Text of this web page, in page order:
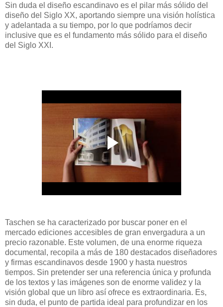
Sin duda el diseño escandinavo es el pilar más sólido del
diseño del Siglo XX, aportando siempre una visión holística
y adelantada a su tiempo, por lo que podríamos decir
inclusive que es el fundamento más sólido para el diseño
del Siglo XXI.
Taschen se ha caracterizado por buscar poner en el
mercado ediciones accesibles de gran envergadura a un
precio razonable. Este volumen, de una enorme riqueza
documental, recopila a más de 180 destacados diseñadores
y firmas escandinavos desde 1900 y hasta nuestros
tiempos. Sin pretender ser una referencia única y profunda
de los textos y las imágenes son de enorme validez y la
visión global que un libro así ofrece es extraordinaria. Es,
sin duda, el punto de partida ideal para profundizar en los